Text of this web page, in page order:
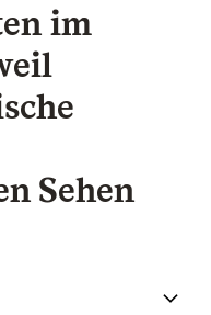
im
Sehen